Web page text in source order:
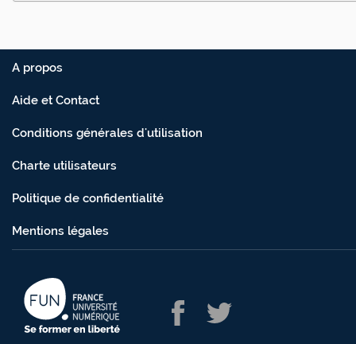
A propos
Aide et Contact
Conditions générales d'utilisation
Charte utilisateurs
Politique de confidentialité
Mentions légales